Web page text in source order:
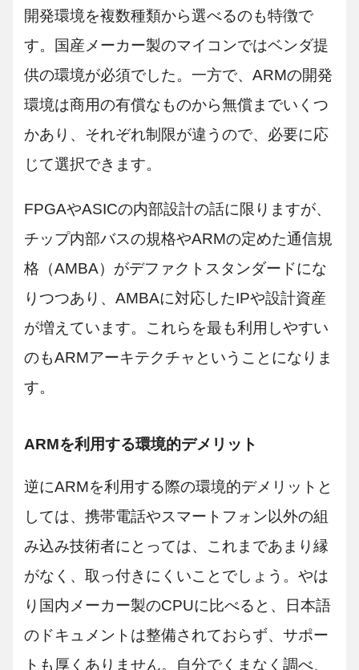
開発環境を複数種類から選べるのも特徴で
す。国産メーカー製のマイコンではベンダ提
供の環境が必須でした。一方で、ARMの開発
環境は商用の有償なものから無償までいくつ
かあり、それぞれ制限が違うので、必要に応
じて選択できます。
FPGAやASICの内部設計の話に限りますが、
チップ内部バスの規格やARMの定めた通信規
格（AMBA）がデファクトスタンダードにな
りつつあり、AMBAに対応したIPや設計資産
が増えています。これらを最も利用しやすい
のもARMアーキテクチャということになりま
す。
ARMを利用する環境的デメリット
逆にARMを利用する際の環境的デメリットと
しては、携帯電話やスマートフォン以外の組
み込み技術者にとっては、これまであまり縁
がなく、取っ付きにくいことでしょう。やは
り国内メーカー製のCPUに比べると、日本語
のドキュメントは整備されておらず、サポー
トも厚くありません。自分でくまなく調べ、